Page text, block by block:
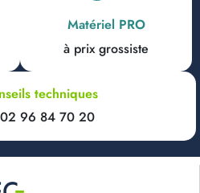
Matériel PRO
à prix grossiste
techniques
96 84 70 20